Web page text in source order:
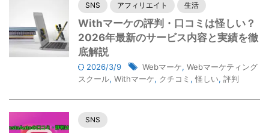
SNS アフィリエイト 生活
Withマーケの評判・口コミは怪しい？
2026年最新のサービス内容と実績を徹
底解説
2026/3/9 Webマーケ, Webマーケティング
スクール, Withマーケ, クチコミ , 怪しい, 評判
SNS